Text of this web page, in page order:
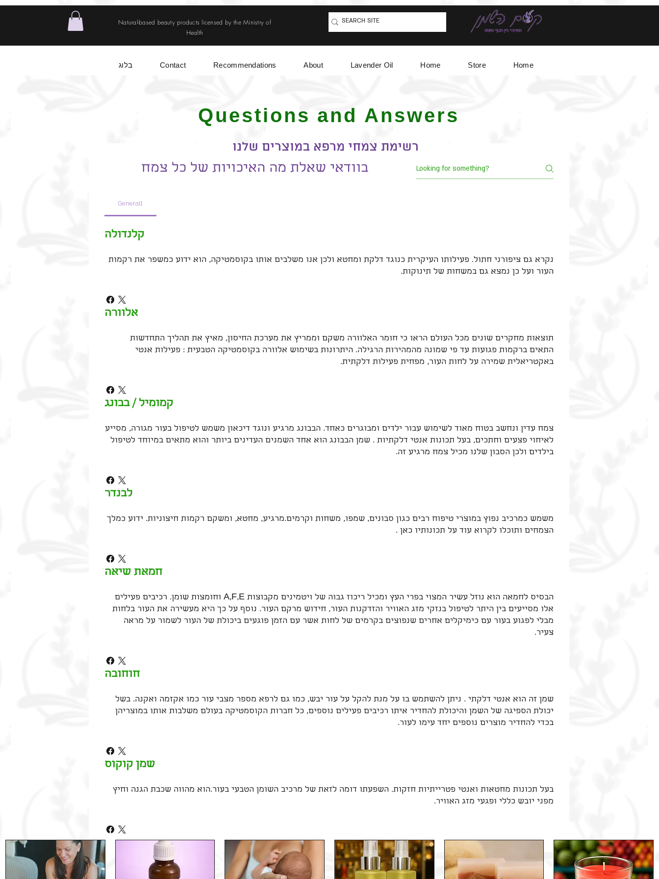
Natural-based beauty products licensed by the Ministry of
Health
Home
Store
Home
Lavender Oil
About
Recommendations
Contact בלוג
Questions and Answers
בוודאי שאלת מה האיכויות של כל צמח
General1
קלנדולה
נקרא גם ציפורני חתול. פעילותו העיקרית כנוגד דלקת ומחטא ולכן אנו משלבים אותו בקוסמטיקה, הוא ידוע כמשפר את רקמות
העור ועל כן נמצא גם במשחות של תינוקות.
אלוורה
תוצאות מחקרים שונים מכל העולם הראו כי חומר האלוורה משקם וממריץ את מערכת החיסון, מאיץ את תהליך התחדשות
התאים ברקמות פגועות עד פי שמונה מהמהירות הרגילה. היתרונות בשימוש אלוורה בקוסמטיקה הטבעית : פעילות אנטי
באקטריאלית שמירה על לחות העור, מפחית פעילות דלקתית.
קמומיל / בבונג
צמח עדין ונחשב בטוח מאוד לשימוש עבור ילדים ומבוגרים כאחד. הבבונג מרגיע ונוגד דיכאון משמש לטיפול בעור מגורה, מסייע
לאיחוי פצעים וחתכים, בעל תכונות אנטי דלקתיות . שמן הבבונג הוא אחד השמנים העדינים ביותר והוא מתאים במיוחד לטיפול
בילדים ולכן הסבון שלנו מכיל צמח מרגיע זה.
לבנדר
משמש כמרכיב נפוץ במוצרי טיפוח רבים כגון סבונים, שמפו, משחות וקרמים.מרגיע, מחטא, ומשקם רקמות חיצוניות. ידוע כמלך
הצמחים ותוכלו לקרוא עוד על תכונותיו כאן .
חמאת שיאה
הבסיס לחמאה הוא נוזל עשיר המצוי בפרי העץ ומכיל ריכוז גבוה של ויטמינים מקבוצות A,F,E וחומצות שומן. רכיבים פעילים
אלו מסייעים בין היתר לטיפול בנזקי מזג האוויר והזדקנות העור, חידוש מרקם העור. נוסף על כך היא מעשירה את העור בלחות
מבלי לפגוע בעור עם כימיקלים אחרים שנפוצים בקרמים של לחות אשר עם הזמן פוגעים ביכולת של העור לשמור על מראה
צעיר.
חוחובה
שמן זה הוא אנטי דלקתי . ניתן להשתמש בו על מנת להקל על עור יבש, כמו גם לרפא מספר מצבי עור כמו אקזמה ואקנה. בשל
יכולת הספיגה של השמן והיכולת להחדיר איתו רכיבים פעילים נוספים, כל חברות הקוסמטיקה בעולם משלבות אותו במוצריהן
בכדי להחדיר מוצרים נוספים יחד עימו לעור.
שמן קוקוס
בעל תכונות מחטאות ואנטי פטרייתיות חזקות. השפעתו דומה לזאת של מרכיב השומן הטבעי בעור.הוא מהווה שכבת הגנה וחיץ
מפני יובש כללי ופגעי מזג האוויר.
רשימת צמחי מרפא במוצרים שלנו